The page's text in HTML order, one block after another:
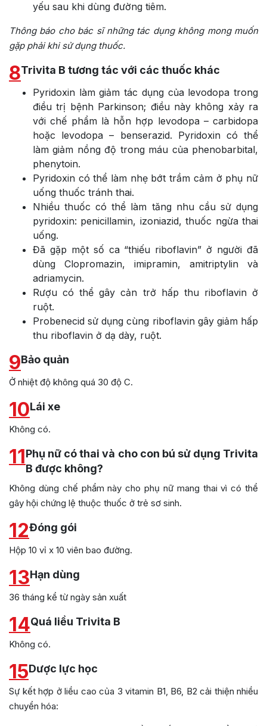
yếu sau khi dùng đường tiêm.
Thông báo cho bác sĩ những tác dụng không mong muốn
gặp phải khi sử dụng thuốc.
8Trivita B tương tác với các thuốc khác
Pyridoxin làm giảm tác dụng của levodopa trong
điều trị bệnh Parkinson; điều này không xảy ra
với chế phẩm là hỗn hợp levodopa – carbidopa
hoặc levodopa – benserazid. Pyridoxin có thể
làm giảm nồng độ trong máu của phenobarbital,
phenytoin.
Pyridoxin có thể làm nhẹ bớt trầm cảm ở phụ nữ
uống thuốc tránh thai.
Nhiều thuốc có thể làm tăng nhu cầu sử dụng
pyridoxin: penicillamin, izoniazid, thuốc ngừa thai
uống.
Đã gặp một số ca “thiếu riboflavin” ở người đã
dùng Clopromazin, imipramin, amitriptylin và
adriamycin.
Rượu có thể gây cản trở hấp thu riboflavin ở
ruột.
Probenecid sử dụng cùng riboflavin gây giảm hấp
thu riboflavin ở dạ dày, ruột.
9Bảo quản
Ở nhiệt độ không quá 30 độ C.
10Lái xe
Không có.
11Phụ nữ có thai và cho con bú sử dụng Trivita
B được không?
Không dùng chế phẩm này cho phụ nữ mang thai vì có thể
gây hội chứng lệ thuộc thuốc ở trẻ sơ sinh.
12Đóng gói
Hộp 10 vỉ x 10 viên bao đường.
13Hạn dùng
36 tháng kể từ ngày sản xuất
14Quá liều Trivita B
Không có.
15Dược lực học
Sự kết hợp ở liều cao của 3 vitamin B1, B6, B2 cải thiện nhiều
chuyển hóa: